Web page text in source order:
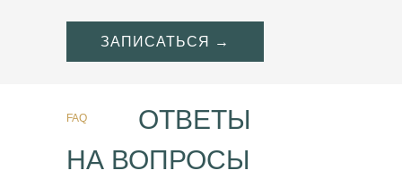
ЗАПИСАТЬСЯ →
ОТВЕТЫ
НА ВОПРОСЫ
FAQ